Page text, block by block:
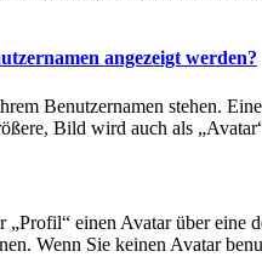
angezeigt werden?
Benutzernamen stehen.
Bild wird auch als
einen Avatar über
Wenn Sie keinen Avatar